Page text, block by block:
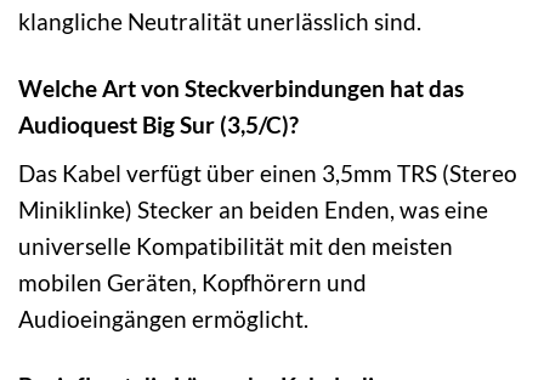
klangliche Neutralität unerlässlich sind.
Welche Art von Steckverbindungen hat das
Audioquest Big Sur (3,5/C)?
Das Kabel verfügt über einen 3,5mm TRS (Stereo
Miniklinke) Stecker an beiden Enden, was eine
universelle Kompatibilität mit den meisten
mobilen Geräten, Kopfhörern und
Audioeingängen ermöglicht.